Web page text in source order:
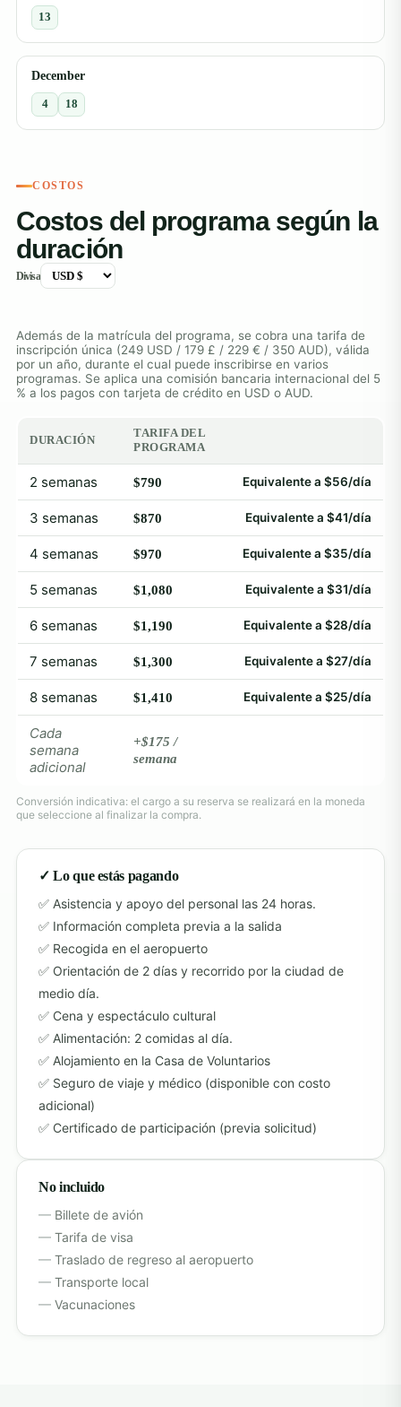
13
December
4 18
COSTOS
Costos del programa según la
duración
Divisa
Además de la matrícula del programa, se cobra una tarifa de
inscripción única (249 USD / 179 £ / 229 € / 350 AUD), válida
por un año, durante el cual puede inscribirse en varios
programas. Se aplica una comisión bancaria internacional del 5
% a los pagos con tarjeta de crédito en USD o AUD.
DURACIÓN
TARIFA DEL
PROGRAMA
2 semanas $790 Equivalente a $56/día
3 semanas $870 Equivalente a $41/día
4 semanas $970 Equivalente a $35/día
5 semanas $1,080 Equivalente a $31/día
6 semanas $1,190 Equivalente a $28/día
7 semanas $1,300 Equivalente a $27/día
8 semanas $1,410 Equivalente a $25/día
Cada
semana
adicional
+$175 /
semana
Conversión indicativa: el cargo a su reserva se realizará en la moneda
que seleccione al finalizar la compra.
✓ Lo que estás pagando
Asistencia y apoyo del personal las 24 horas.
Información completa previa a la salida
Recogida en el aeropuerto
Orientación de 2 días y recorrido por la ciudad de
medio día.
Cena y espectáculo cultural
Alimentación: 2 comidas al día.
Alojamiento en la Casa de Voluntarios
Seguro de viaje y médico (disponible con costo
adicional)
Certificado de participación (previa solicitud)
No incluido
Billete de avión
Tarifa de visa
Traslado de regreso al aeropuerto
Transporte local
Vacunaciones